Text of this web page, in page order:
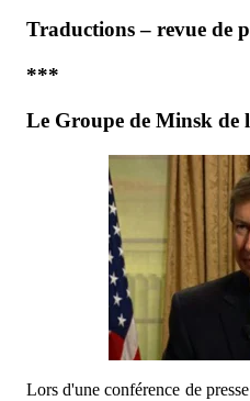
Traductions – revue de
***
Le Groupe de Minsk de
Lors d'une conférence de